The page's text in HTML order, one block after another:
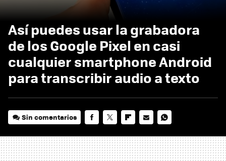
Así puedes usar la grabadora
de los Google Pixel en casi
cualquier smartphone Android
para transcribir audio a texto
Sin comentarios
MAIL